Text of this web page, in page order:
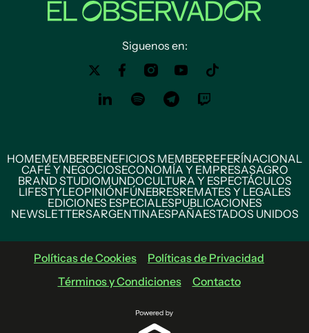
Siguenos en:
HOMEMEMBERBENEFICIOS MEMBERREFERÍNACIONAL
CAFÉ Y NEGOCIOSECONOMÍA Y EMPRESASAGRO
BRAND STUDIOMUNDOCULTURA Y ESPECTÁCULOS
LIFESTYLEOPINIÓNFÚNEBRESREMATES Y LEGALES
EDICIONES ESPECIALESPUBLICACIONES
NEWSLETTERSARGENTINAESPAÑAESTADOS UNIDOS
Políticas de Cookies
Políticas de Privacidad
Términos y Condiciones
Contacto